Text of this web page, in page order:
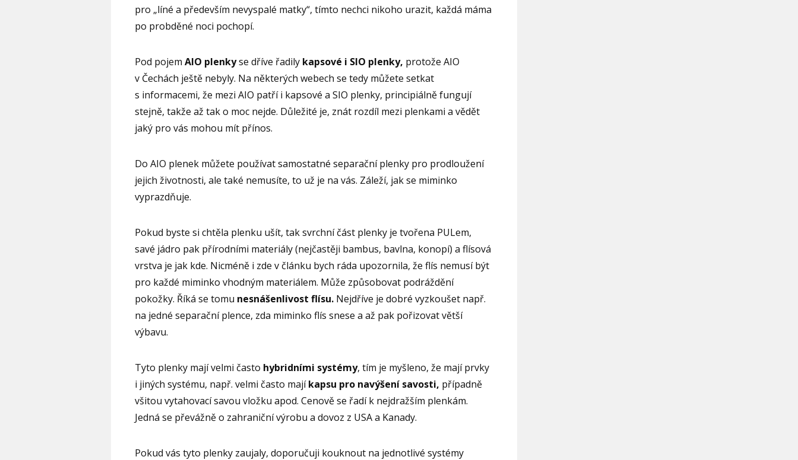
pro „líné a především nevyspalé matky“, tímto nechci nikoho urazit, každá máma
po probděné noci pochopí.
Pod pojem AIO plenkyse dříve řadily kapsové i SIO plenky, protože AIO
v Čechách ještě nebyly. Na některých webech se tedy můžete setkat
s informacemi, že mezi AIO patří i kapsové a SIO plenky, principiálně fungují
stejně, takže až tak o moc nejde. Důležité je, znát rozdíl mezi plenkami a vědět
jaký pro vás mohou mít přínos.
Do AIO plenek můžete používat samostatné separační plenky pro prodloužení
jejich životnosti, ale také nemusíte, to už je na vás. Záleží, jak se miminko
vyprazdňuje.
Pokud byste si chtěla plenku ušít, tak svrchní část plenky je tvořena PULem,
savé jádro pak přírodními materiály (nejčastěji bambus, bavlna, konopí) a flísová
vrstva je jak kde. Nicméně i zde v článku bych ráda upozornila, že flís nemusí být
pro každé miminko vhodným materiálem. Může způsobovat podráždění
pokožky. Říká se tomu nesnášenlivost flísu. Nejdříve je dobré vyzkoušet např.
na jedné separační plence, zda miminko flís snese a až pak pořizovat větší
výbavu.
Tyto plenky mají velmi často hybridními systémy, tím je myšleno, že mají prvky
i jiných systému, např. velmi často majíkapsu pro navýšení savosti, případně
všitou vytahovací savou vložku apod. Cenově se řadí k nejdražším plenkám.
Jedná se převážně o zahraniční výrobu a dovoz z USA a Kanady.
Pokud vás tyto plenky zaujaly, doporučuji kouknout na jednotlivé systémy